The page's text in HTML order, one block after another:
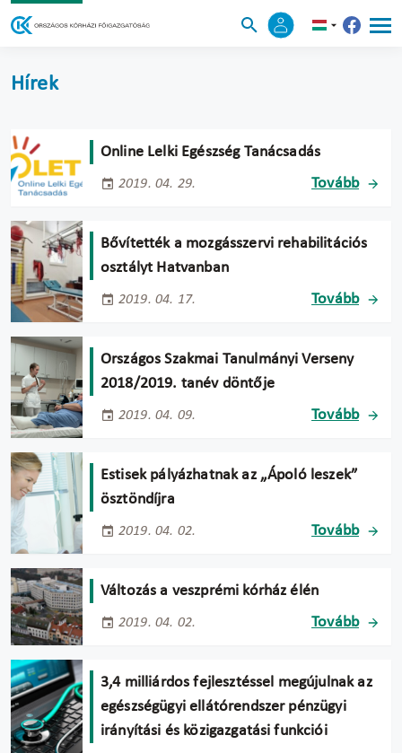
Hírek
Online Lelki Egészség Tanácsadás
2019. 04. 29. Tovább
Bővítették a mozgásszervi rehabilitációs
osztályt Hatvanban
2019. 04. 17. Tovább
Országos Szakmai Tanulmányi Verseny
2018/2019. tanév döntője
2019. 04. 09. Tovább
Estisek pályázhatnak az „Ápoló leszek”
ösztöndíjra
2019. 04. 02. Tovább
Változás a veszprémi kórház élén
2019. 04. 02. Tovább
3,4 milliárdos fejlesztéssel megújulnak az
egészségügyi ellátórendszer pénzügyi
irányítási és közigazgatási funkciói